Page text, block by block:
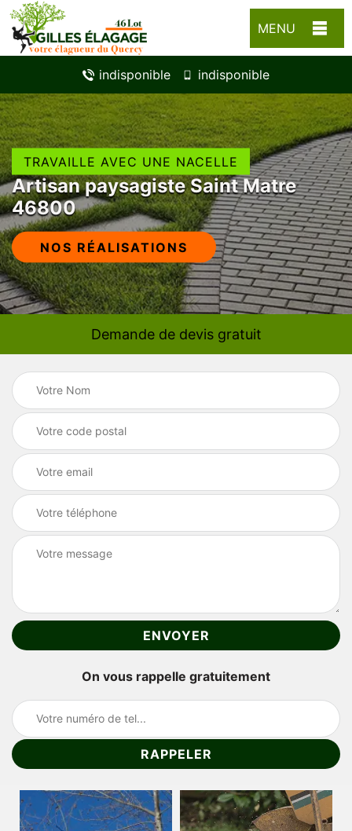
MENU
indisponible indisponible
TRAVAILLE AVEC UNE NACELLE
Artisan paysagiste Saint Matre
46800
NOS RÉALISATIONS
Demande de devis gratuit
On vous rappelle gratuitement